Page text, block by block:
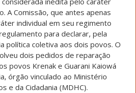
A Comissão, que antes apenas
individual em seu regimento
para declarar, pela
política coletiva aos dois povos. O
dois pedidos de reparação
povos Krenak e Guarani Kaiowá
órgão vinculado ao Ministério
e da Cidadania (MDHC).